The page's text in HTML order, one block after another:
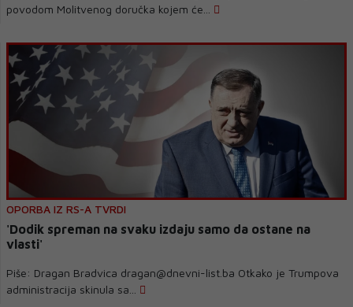
povodom Molitvenog doručka kojem će...
OPORBA IZ RS-A TVRDI
'Dodik spreman na svaku izdaju samo da ostane na
vlasti'
Piše: Dragan Bradvica dragan@dnevni-list.ba Otkako je Trumpova
administracija skinula sa...